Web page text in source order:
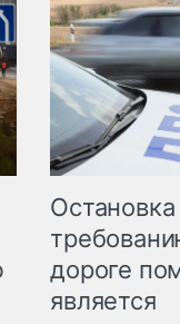
дороге
является